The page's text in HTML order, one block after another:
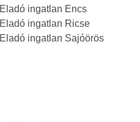
Eladó ingatlan Encs
Eladó ingatlan Ricse
Eladó ingatlan Sajóörös